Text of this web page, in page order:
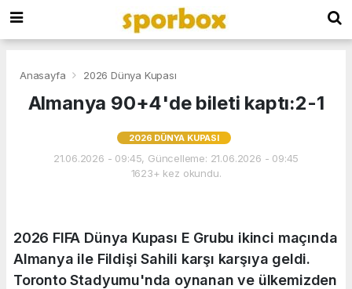
Anasayfa 2026 Dünya Kupası
Almanya 90+4'de bileti kaptı:2-1
2026 DÜNYA KUPASI
21.06.2026 - 09:45, Güncelleme: 21.06.2026 - 09:45
1623+ kez okundu.
2026 FIFA Dünya Kupası E Grubu ikinci maçında
Almanya ile Fildişi Sahili karşı karşıya geldi.
Toronto Stadyumu'nda oynanan ve ülkemizden